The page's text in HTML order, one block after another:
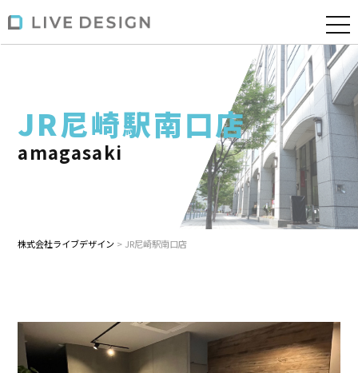
JR尼崎駅南口店
amagasaki
株式会社ライブデザイン > JR尼崎駅南口店